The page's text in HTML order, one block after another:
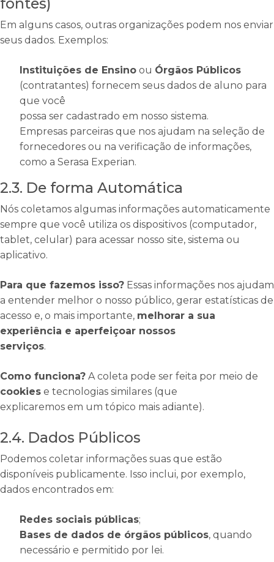
Em alguns casos, outras organizações podem nos enviar
seus dados. Exemplos:
Instituições de Ensino ou Órgãos Públicos
(contratantes) fornecem seus dados de aluno para
que você
possa ser cadastrado em nosso sistema.
Empresas parceiras que nos ajudam na seleção de
fornecedores ou na verificação de informações,
como a Serasa Experian.
2.3. De forma Automática
Nós coletamos algumas informações automaticamente
sempre que você utiliza os dispositivos (computador,
tablet, celular) para acessar nosso site, sistema ou
aplicativo.
Para que fazemos isso? Essas informações nos ajudam
a entender melhor o nosso público, gerar estatísticas de
acesso e, o mais importante, melhorar a sua
experiência e aperfeiçoar nossos
serviços.
Como funciona? A coleta pode ser feita por meio de
cookies e tecnologias similares (que
explicaremos em um tópico mais adiante).
2.4. Dados Públicos
Podemos coletar informações suas que estão
disponíveis publicamente. Isso inclui, por exemplo,
dados encontrados em:
Redes sociais públicas;
Bases de dados de órgãos públicos, quando
necessário e permitido por lei.